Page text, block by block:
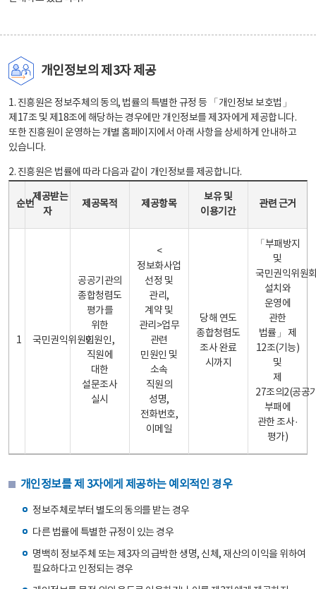
개인정보의 제3자 제공
1. 진흥원은 정보주체의 동의, 법률의 특별한 규정 등 「개인정보 보호법」
제17조 및 제18조에 해당하는 경우에만 개인정보를 제3자에게 제공합니다.
또한 진흥원이 운영하는 개별 홈페이지에서 아래 사항을 상세하게 안내하고
있습니다.
2. 진흥원은 법률에 따라 다음과 같이 개인정보를 제공합니다.
순번
제공받는
자
제공목적 제공항목
보유 및
이용기간
관련 근거
1 국민권익위원회
공공기관의
종합청렴도
평가를
위한
민원인,
직원에
대한
설문조사
실시
<
정보화사업
선정 및
관리,
계약 및
관리>업무
관련
민원인 및
소속
직원의
성명,
전화번호,
이메일
당해 연도
종합청렴도
조사 완료
시까지
「부패방지
및
국민권익위원
설치와
운영에
관한
법률」 제
12조(기능)
및
제
27조의2(공공
부패에
관한 조사·
평가)
개인정보를 제 3자에게 제공하는 예외적인 경우
정보주체로부터 별도의 동의를 받는 경우
다른 법률에 특별한 규정이 있는 경우
명백히 정보주체 또는 제3자의 급박한 생명, 신체, 재산의 이익을 위하여
필요하다고 인정되는 경우